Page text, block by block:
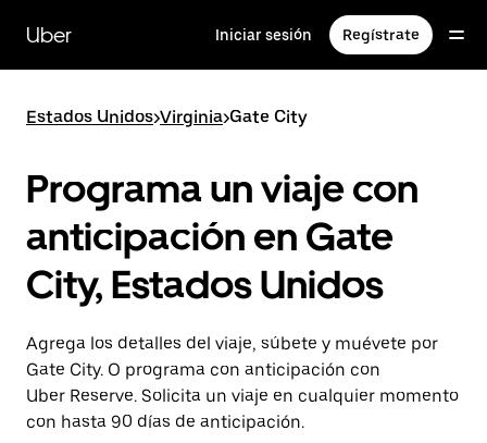
contenido
principal
Uber Iniciar sesión Regístrate
Estados Unidos>Virginia>Gate City
Programa un viaje con
anticipación en Gate
City, Estados Unidos
Agrega los detalles del viaje, súbete y muévete por
Gate City. O programa con anticipación con
Uber Reserve. Solicita un viaje en cualquier momento
con hasta 90 días de anticipación.